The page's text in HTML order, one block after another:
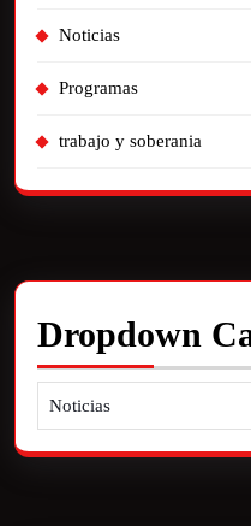
Noticias
Programas
trabajo y soberania
Dropdown